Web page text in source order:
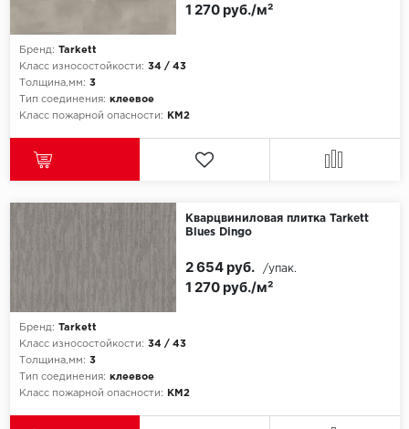
Бренд: Tarkett
Класс износостойкости: 34 / 43
Толщина,мм: 3
Тип соединения: клеевое
Класс пожарной опасности:
КМ2
1 270 руб./м²
Кварцвиниловая плитка Tarkett
Blues Dingo
Бренд: Tarkett
Класс износостойкости: 34 / 43
Толщина,мм: 3
Тип соединения: клеевое
Класс пожарной опасности:
КМ2
1 270 руб./м²
2 654 руб. /упак.